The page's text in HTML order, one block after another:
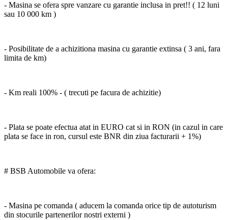
- Masina se ofera spre vanzare cu garantie inclusa in pret!! ( 12 luni
sau 10 000 km )
- Posibilitate de a achizitiona masina cu garantie extinsa ( 3 ani, fara
limita de km)
- Km reali 100% - ( trecuti pe facura de achizitie)
- Plata se poate efectua atat in EURO cat si in RON (in cazul in care
plata se face in ron, cursul este BNR din ziua facturarii + 1%)
# BSB Automobile va ofera:
- Masina pe comanda ( aducem la comanda orice tip de autoturism
din stocurile partenerilor nostri externi )